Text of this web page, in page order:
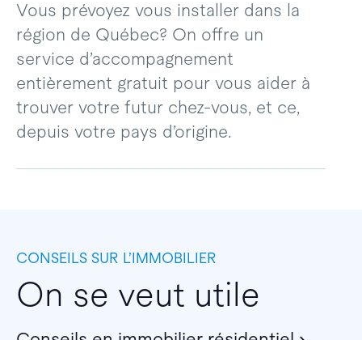
Vous prévoyez vous installer dans la
région de Québec? On offre un
service d’accompagnement
entièrement gratuit pour vous aider à
trouver votre futur chez-vous, et ce,
depuis votre pays d’origine.
CONSEILS SUR L’IMMOBILIER
On se veut utile